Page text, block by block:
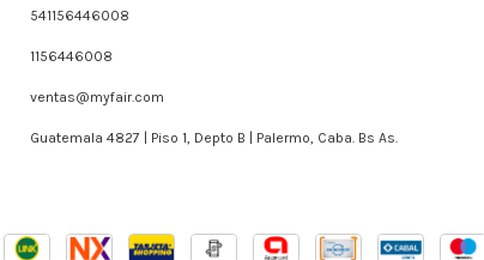
541156446008
1156446008
ventas@myfair.com
Guatemala 4827 | Piso 1, Depto B | Palermo, Caba. Bs As.